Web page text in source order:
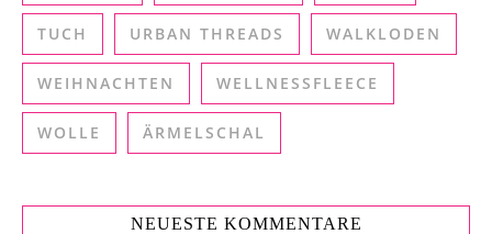
TUCH URBAN THREADS WALKLODEN
WEIHNACHTEN WELLNESSFLEECE
WOLLE ÄRMELSCHAL
NEUESTE KOMMENTARE